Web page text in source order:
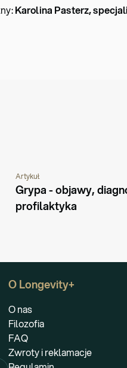
Karolina Pasterz,
CHOROBY I SCHORZENIA
Artykuł
Grypa - objawy,
profilaktyka
O Longevity+
O nas
Filozofia
FAQ
Zwroty i reklamacje